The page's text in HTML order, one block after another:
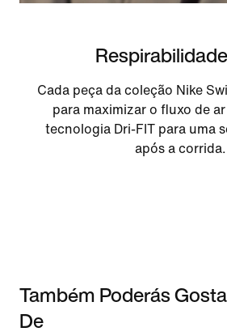
Cada peça da coleção Nike
para maximizar o fluxo de
tecnologia Dri-FIT para uma
após a corrida.
Também Poderás
De